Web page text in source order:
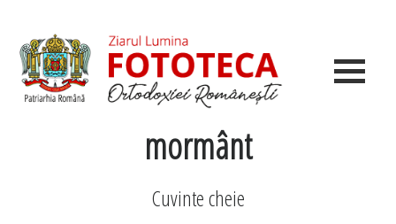
mormânt
Cuvinte cheie